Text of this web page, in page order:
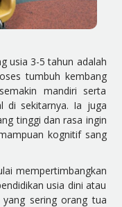
usia 3-5 tahun adalah
tumbuh kembang
mandiri serta
di sekitarnya. Ia juga
tinggi dan rasa ingin
kognitif sang
mempertimbangkan
usia dini atau
sering orang tua